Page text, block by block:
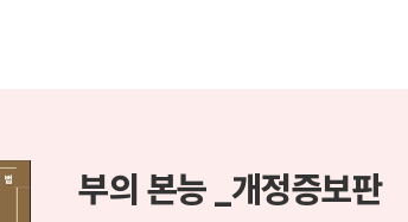
부의 본능 _개정증보판